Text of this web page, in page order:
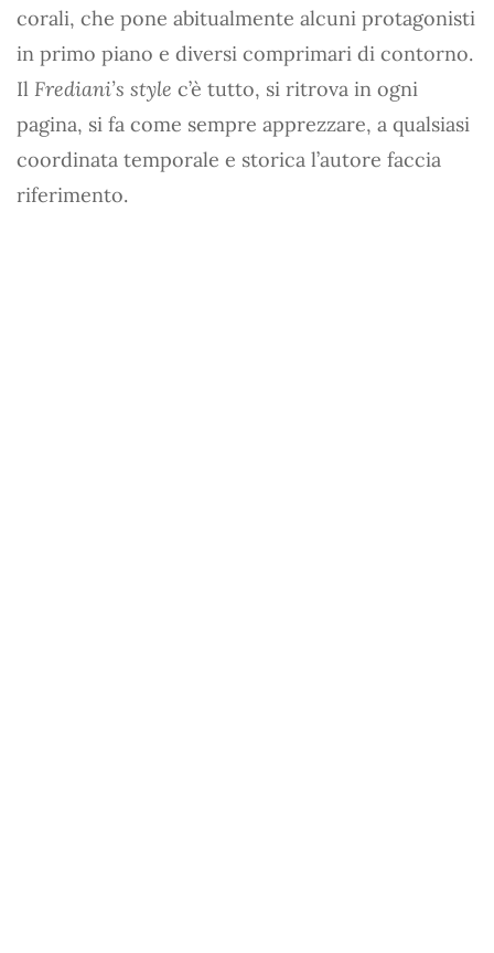
corali, che pone abitualmente alcuni protagonisti
in primo piano e diversi comprimari di contorno.
Il Frediani’s style c’è tutto, si ritrova in ogni
pagina, si fa come sempre apprezzare, a qualsiasi
coordinata temporale e storica l’autore faccia
riferimento.